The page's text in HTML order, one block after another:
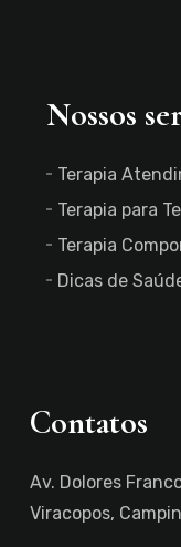
Nossos
Terapia
Terapia para
Terapia
Dicas de
Contatos
Av. Dolores
Viracopos,